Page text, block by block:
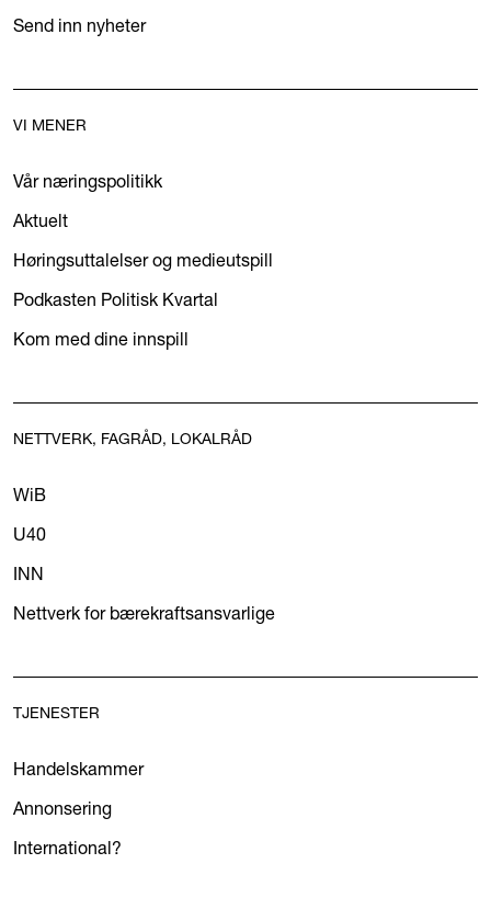
Send inn nyheter
VI MENER
Vår næringspolitikk
Aktuelt
Høringsuttalelser og medieutspill
Podkasten Politisk Kvartal
Kom med dine innspill
NETTVERK, FAGRÅD, LOKALRÅD
WiB
U40
INN
Nettverk for bærekraftsansvarlige
TJENESTER
Handelskammer
Annonsering
International?